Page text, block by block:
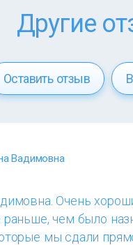
Другие
Оставить отзыв
Вадимовна
Очень
чем было
мы сдали